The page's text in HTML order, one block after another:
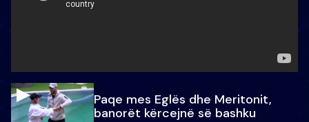
Paqe mes Eglës dhe Meritonit,
banorët kërcejnë së bashku